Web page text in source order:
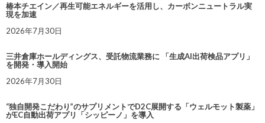
椿本チエイン／再生可能エネルギーを活用し、カーボンニュートラル実
現を加速
2026年7月30日
三井倉庫ホールディングス、受託物流業務に 「生成AI出荷検品アプリ」
を開発・導入開始
2026年7月30日
“独自開発こだわり”のサプリメントでD2C展開する「ウェルモット製薬」
がEC自動出荷アプリ「シッピーノ」を導入